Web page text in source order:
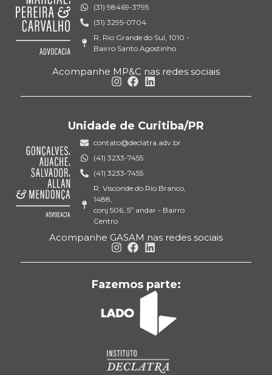
(31) 98469-3795
(31) 3295-0704
R. Rio Grande do Sul, 1010 -
Bairro Santo Agostinho
Acompanhe MP&C nas redes sociais
Unidade de Curitiba/PR
contato@declatra.adv.br
(41) 3233-7455
(41) 3233-7455
R. Visconde do Rio Branco,
1488,
conj 506, 5º andar - Bairro
Centro
Acompanhe GASAM nas redes sociais
Fazemos parte: